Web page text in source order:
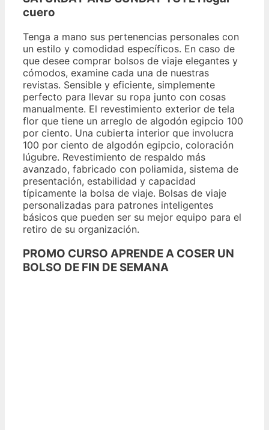
cuero
Tenga a mano sus pertenencias personales con
un estilo y comodidad específicos. En caso de
que desee comprar bolsos de viaje elegantes y
cómodos, examine cada una de nuestras
revistas. Sensible y eficiente, simplemente
perfecto para llevar su ropa junto con cosas
manualmente. El revestimiento exterior de tela
flor que tiene un arreglo de algodón egipcio 100
por ciento. Una cubierta interior que involucra
100 por ciento de algodón egipcio, coloración
lúgubre. Revestimiento de respaldo más
avanzado, fabricado con poliamida, sistema de
presentación, estabilidad y capacidad
típicamente la bolsa de viaje. Bolsas de viaje
personalizadas para patrones inteligentes
básicos que pueden ser su mejor equipo para el
retiro de su organización.
PROMO CURSO APRENDE A COSER UN
BOLSO DE FIN DE SEMANA